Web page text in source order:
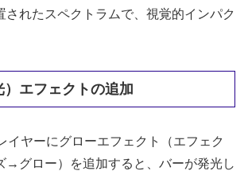
されたスペクトラムで、視覚的インパク
）エフェクトの追加
イヤーにグローエフェクト（エフェク
→グロー）を追加すると、バーが発光し